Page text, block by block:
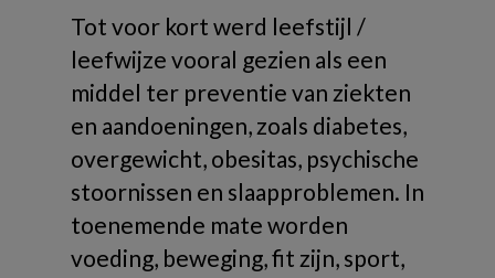
Tot voor kort werd leefstijl /
leefwijze vooral gezien als een
middel ter preventie van ziekten
en aandoeningen, zoals diabetes,
overgewicht, obesitas, psychische
stoornissen en slaapproblemen. In
toenemende mate worden
voeding, beweging, fit zijn, sport,